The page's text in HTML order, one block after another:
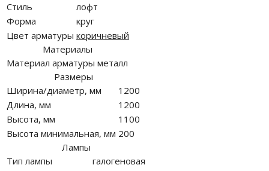
Стиль
лофт
Форма
круг
Цвет арматуры коричневый
Материалы
Материал арматуры металл
Размеры
Ширина/диаметр, мм
1200
Длина, мм
1200
Высота, мм
1100
Высота минимальная, мм 200
Лампы
Тип лампы
галогеновая